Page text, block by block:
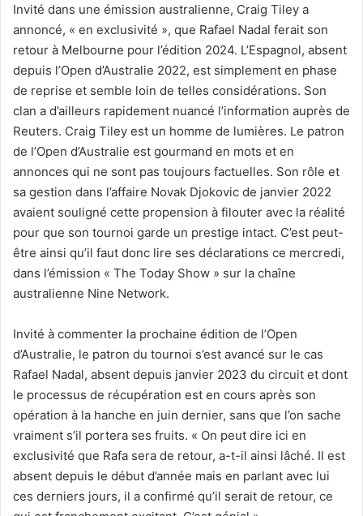
Invité dans une émission australienne, Craig Tiley a
annoncé, « en exclusivité », que Rafael Nadal ferait son
retour à Melbourne pour l’édition 2024. L’Espagnol, absent
depuis l’Open d’Australie 2022, est simplement en phase
de reprise et semble loin de telles considérations. Son
clan a d’ailleurs rapidement nuancé l’information auprès de
Reuters. Craig Tiley est un homme de lumières. Le patron
de l’Open d’Australie est gourmand en mots et en
annonces qui ne sont pas toujours factuelles. Son rôle et
sa gestion dans l’affaire Novak Djokovic de janvier 2022
avaient souligné cette propension à filouter avec la réalité
pour que son tournoi garde un prestige intact. C’est peut-
être ainsi qu’il faut donc lire ses déclarations ce mercredi,
dans l’émission « The Today Show » sur la chaîne
australienne Nine Network.
Invité à commenter la prochaine édition de l’Open
d’Australie, le patron du tournoi s’est avancé sur le cas
Rafael Nadal, absent depuis janvier 2023 du circuit et dont
le processus de récupération est en cours après son
opération à la hanche en juin dernier, sans que l’on sache
vraiment s’il portera ses fruits. « On peut dire ici en
exclusivité que Rafa sera de retour, a-t-il ainsi lâché. Il est
absent depuis le début d’année mais en parlant avec lui
ces derniers jours, il a confirmé qu’il serait de retour, ce